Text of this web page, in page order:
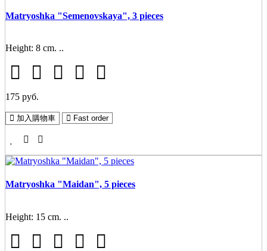
Matryoshka "Semenovskaya", 3 pieces
Height: 8 cm. ..
175 руб.
加入購物車 Fast order
Matryoshka "Maidan", 5 pieces
Height: 15 cm. ..